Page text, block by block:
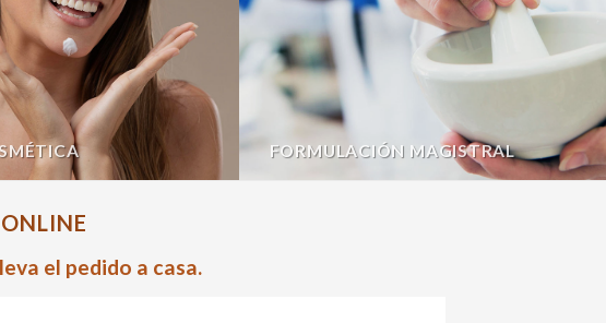
FORMULACIÓN MAGISTRAL
el pedido a casa.